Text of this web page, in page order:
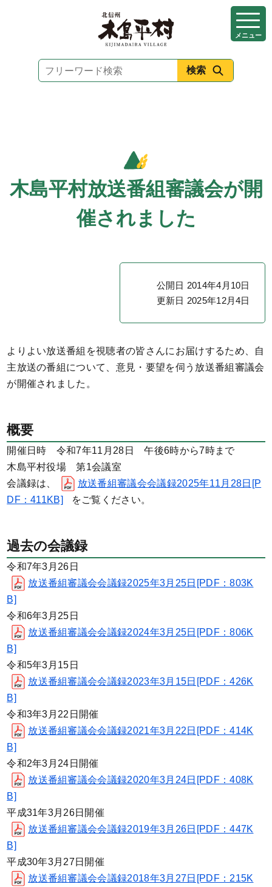
メニュー
木島平村放送番組審議会が開
催されました
公開日 2014年4月10日
更新日 2025年12月4日
よりよい放送番組を視聴者の皆さんにお届けするため、自
主放送の番組について、意見・要望を伺う放送番組審議会
が開催されました。
概要
開催日時 令和7年11月28日 午後6時から7時まで
木島平村役場 第1会議室
会議録は、
放送番組審議会会議録2025年11月28日[P
DF：411KB]
をご覧ください。
過去の会議録
令和7年3月26日
放送番組審議会会議録2025年3月25日[PDF：803K
B]
令和6年3月25日
放送番組審議会会議録2024年3月25日[PDF：806K
B]
令和5年3月15日
放送番組審議会会議録2023年3月15日[PDF：426K
B]
令和3年3月22日開催
放送番組審議会会議録2021年3月22日[PDF：414K
B]
令和2年3月24日開催
放送番組審議会会議録2020年3月24日[PDF：408K
B]
平成31年3月26日開催
放送番組審議会会議録2019年3月26日[PDF：447K
B]
平成30年3月27日開催
放送番組審議会会議録2018年3月27日[PDF：215K